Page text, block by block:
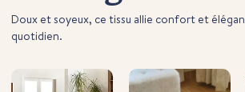
Doux et soyeux, ce tissu allie confort et
quotidien.